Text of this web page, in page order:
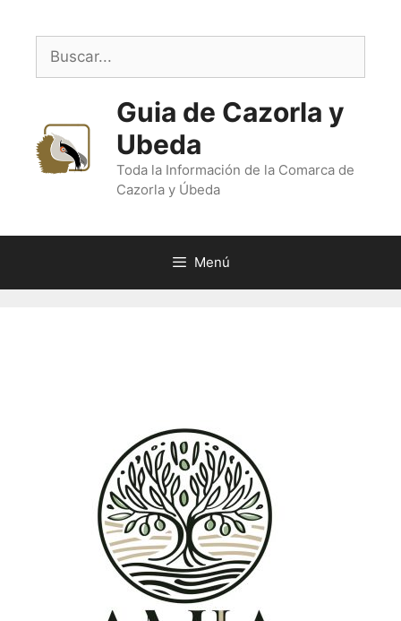
contenido
Buscar:
Guia de Cazorla y
Ubeda
Toda la Información de la Comarca de
Cazorla y Úbeda
Menú